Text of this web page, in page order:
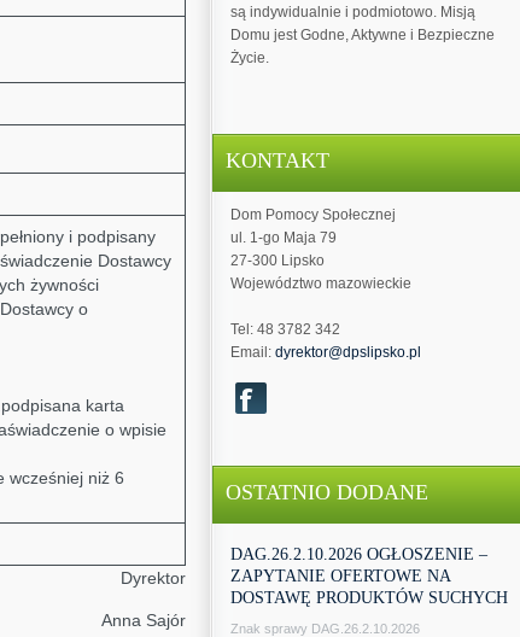
są indywidualnie i podmiotowo. Misją
Domu jest Godne, Aktywne i Bezpieczne
Życie.
KONTAKT
Dom Pomocy Społecznej
ul. 1-go Maja 79
27-300 Lipsko
Województwo mazowieckie
Tel: 48 3782 342
Email: dyrektor@dpslipsko.pl
OSTATNIO DODANE
DAG.26.2.10.2026 OGŁOSZENIE –
ZAPYTANIE OFERTOWE NA
DOSTAWĘ PRODUKTÓW SUCHYCH
Znak sprawy DAG.26.2.10.2026
i podpisany
Dostawcy
żywności
o
karta
o wpisie
wcześniej niż 6
Dyrektor
Anna Sajór